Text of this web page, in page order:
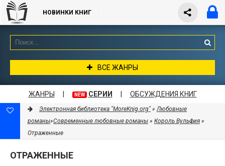
НОВИНКИ КНИГ
ВСЕ ЖАНРЫ
ЖАНРЫ NEW СЕРИИ ОБСУЖДЕНИЯ КНИГ
Электронная библиотека "MoreKnig.org" »Любовные
романы»Современные любовные романы » Король Вульфия »
Отраженные
ОТРАЖЕННЫЕ